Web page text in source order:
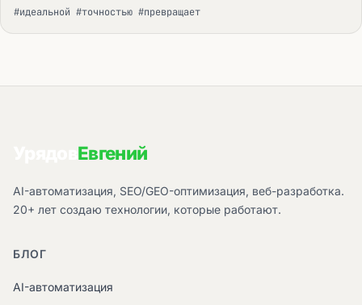
#идеальной #точностью #превращает
Евгений
AI-автоматизация, SEO/GEO-оптимизация, веб-разработка.
20+ лет создаю технологии, которые работают.
БЛОГ
AI-автоматизация